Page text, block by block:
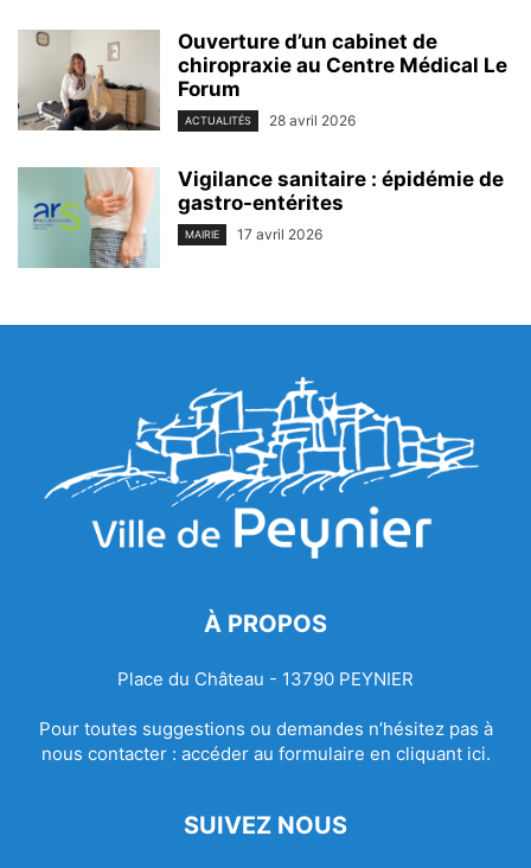
Ouverture d’un cabinet de
chiropraxie au Centre Médical Le
Forum
ACTUALITÉS 28 avril 2026
Vigilance sanitaire : épidémie de
gastro-entérites
MAIRIE 17 avril 2026
À PROPOS
Place du Château - 13790 PEYNIER
Pour toutes suggestions ou demandes n’hésitez pas à
nous contacter : accéder au formulaire en cliquant ici.
SUIVEZ NOUS